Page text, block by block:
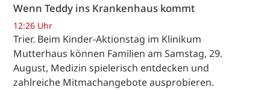
Wenn Teddy ins Krankenhaus kommt
12:26 Uhr
Trier. Beim Kinder-Aktionstag im Klinikum
Mutterhaus können Familien am Samstag, 29.
August, Medizin spielerisch entdecken und
zahlreiche Mitmachangebote ausprobieren.